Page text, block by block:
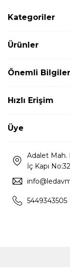
Kategoriler
Ürünler
Önemli Bilgiler
Hızlı Erişim
Üye
Adalet Mah.
İç Kapı
5449343505